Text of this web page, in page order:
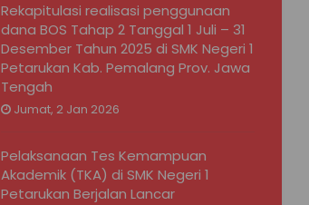
Rekapitulasi realisasi penggunaan
dana BOS Tahap 2 Tanggal 1 Juli – 31
Desember Tahun 2025 di SMK Negeri 1
Petarukan Kab. Pemalang Prov. Jawa
Tengah
Jumat, 2 Jan 2026
Pelaksanaan Tes Kemampuan
Akademik (TKA) di SMK Negeri 1
Petarukan Berjalan Lancar